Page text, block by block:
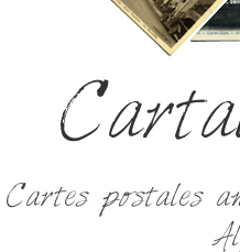
Cartes postales